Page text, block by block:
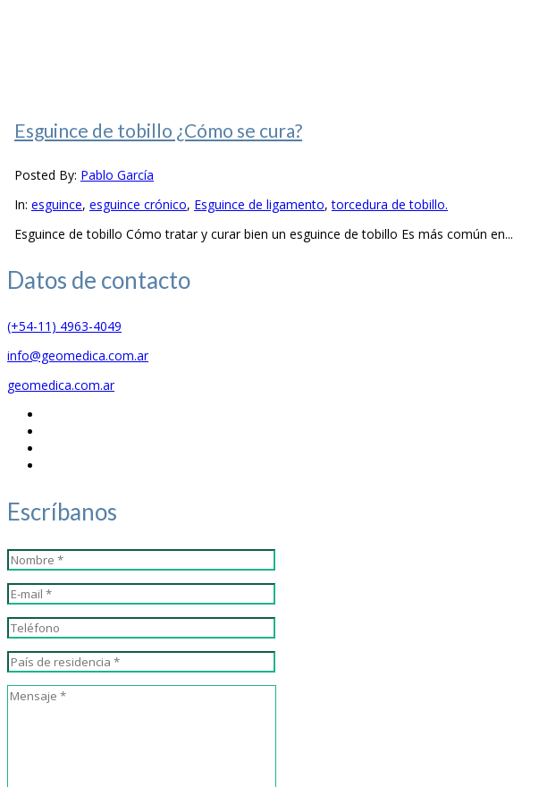
Esguince de tobillo ¿Cómo se cura?
Posted By: Pablo García
In: esguince, esguince crónico, Esguince de ligamento,torcedura de tobillo.
Esguince de tobillo Cómo tratar y curar bien un esguince de tobillo Es más común en...
Datos de contacto
(+54-11) 4963-4049
info@geomedica.com.ar
geomedica.com.ar
Escríbanos